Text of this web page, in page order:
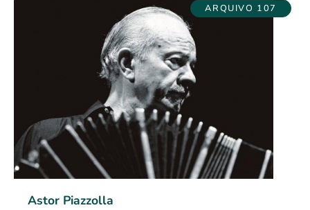
ARQUIVO 107
Astor Piazzolla